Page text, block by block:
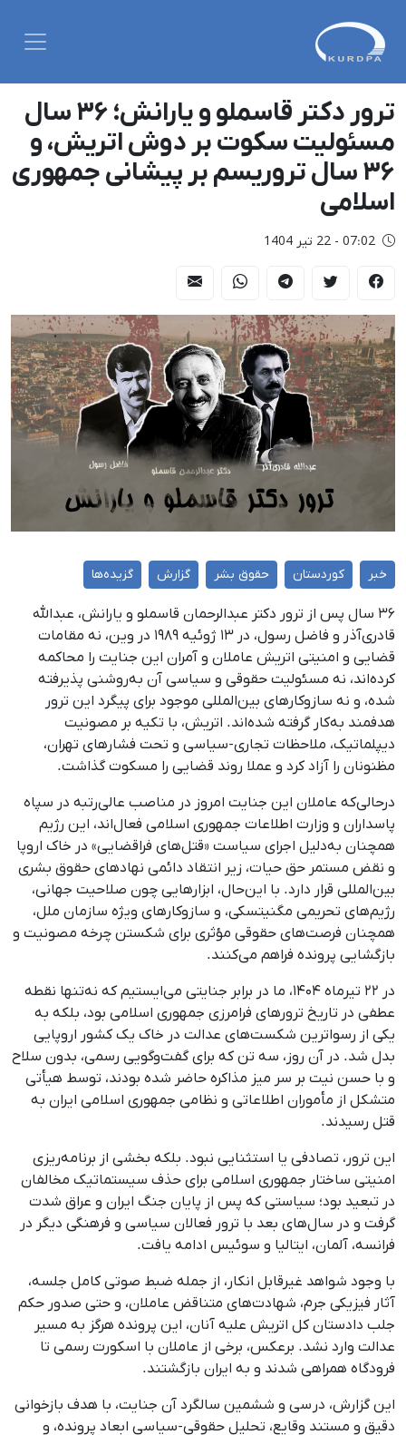
ترور دکتر قاسملو و یارانش؛ ۳۶ سال
مسئولیت سکوت بر دوش اتریش، و
۳۶ سال تروریسم بر پیشانی جمهوری
اسلامی
07:02 - 22 تیر 1404
خبر کوردستان حقوق بشر گزارش گزیده‌ها
۳۶ سال پس از ترور دکتر عبدالرحمان قاسملو و یارانش، عبدالله
قادری‌آذر و فاضل رسول، در ۱۳ ژوئیه ۱۹۸۹ در وین، نه مقامات
قضایی و امنیتی اتریش عاملان و آمران این جنایت را محاکمه
کرده‌اند، نه مسئولیت حقوقی و سیاسی آن به‌روشنی پذیرفته
شده، و نه سازوکارهای بین‌المللی موجود برای پیگرد این ترور
هدفمند به‌کار گرفته شده‌اند. اتریش، با تکیه بر مصونیت
دیپلماتیک، ملاحظات تجاری-سیاسی و تحت فشارهای تهران،
مظنونان را آزاد کرد و عملا روند قضایی را مسکوت گذاشت.
درحالی‌که عاملان این جنایت امروز در مناصب عالی‌رتبه در سپاه
پاسداران و وزارت اطلاعات جمهوری اسلامی فعال‌اند، این رژیم
همچنان به‌دلیل اجرای سیاست «قتل‌های فراقضایی» در خاک اروپا
و نقض مستمر حق حیات، زیر انتقاد دائمی نهادهای حقوق بشری
بین‌المللی قرار دارد. با این‌حال، ابزارهایی چون صلاحیت جهانی،
رژیم‌های تحریمی مگنیتسکی، و سازوکارهای ویژه سازمان ملل،
همچنان فرصت‌های حقوقی مؤثری برای شکستن چرخه مصونیت و
بازگشایی پرونده فراهم می‌کنند.
در ۲۲ تیرماه ۱۴۰۴، ما در برابر جنایتی می‌ایستیم که نه‌تنها نقطه
عطفی در تاریخ ترورهای فرامرزی جمهوری اسلامی بود، بلکه به
یکی از رسواترین شکست‌های عدالت در خاک یک کشور اروپایی
بدل شد. در آن روز، سه تن که برای گفت‌وگویی رسمی، بدون سلاح
و با حسن نیت بر سر میز مذاکره حاضر شده بودند، توسط هیأتی
متشکل از مأموران اطلاعاتی و نظامی جمهوری اسلامی ایران به
قتل رسیدند.
این ترور، تصادفی یا استثنایی نبود. بلکه بخشی از برنامه‌ریزی
امنیتی ساختار جمهوری اسلامی برای حذف سیستماتیک مخالفان
در تبعید بود؛ سیاستی که پس از پایان جنگ ایران و عراق شدت
گرفت و در سال‌های بعد با ترور فعالان سیاسی و فرهنگی دیگر در
فرانسه، آلمان، ایتالیا و سوئیس ادامه یافت.
با وجود شواهد غیرقابل انکار، از جمله ضبط صوتی کامل جلسه،
آثار فیزیکی جرم، شهادت‌های متناقض عاملان، و حتی صدور حکم
جلب دادستان کل اتریش علیه آنان، این پرونده هرگز به مسیر
عدالت وارد نشد. برعکس، برخی از عاملان با اسکورت رسمی تا
فرودگاه همراهی شدند و به ایران بازگشتند.
این گزارش، در سی‌ و ششمین سالگرد آن جنایت، با هدف بازخوانی
دقیق و مستند وقایع، تحلیل حقوقی-سیاسی ابعاد پرونده، و